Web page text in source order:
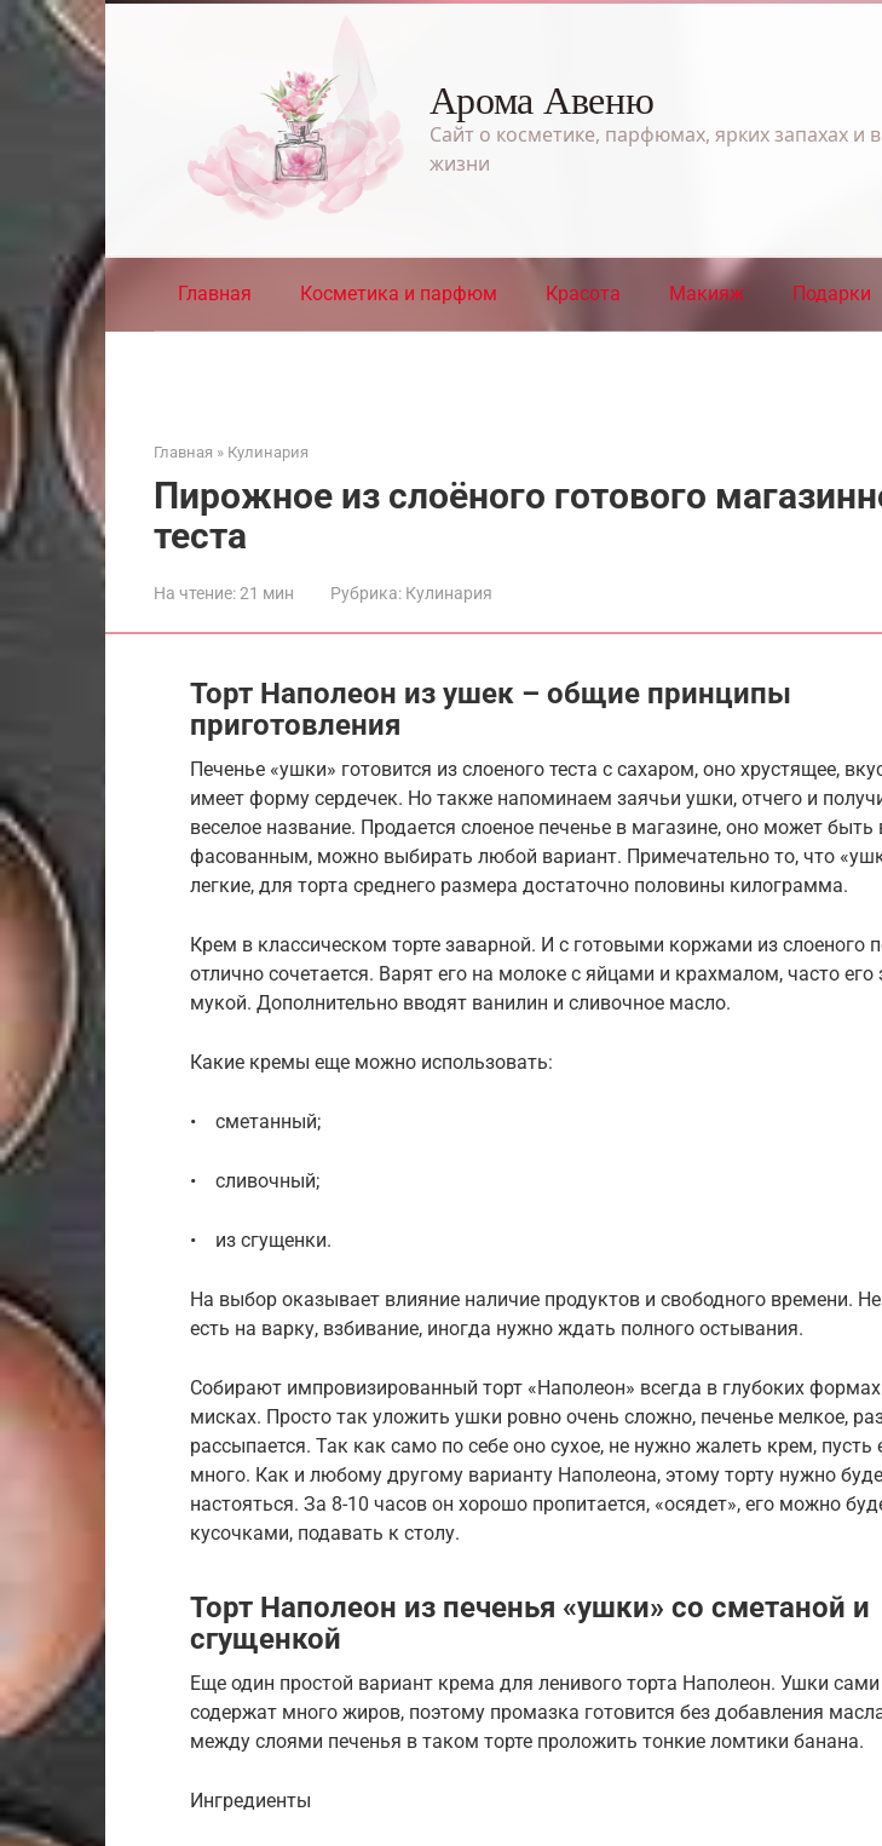
Перейти
к
контенту
Арома Авеню
Сайт о косметике, парфюмах, ярких запахах и
жизни
Главная Косметика и парфюм Красота Макияж Подарки
Главная » Кулинария
Пирожное из слоёного готового
теста
На чтение:21 мин Рубрика: Кулинария
Торт Наполеон из ушек – общие принципы
приготовления
Печенье «ушки» готовится из слоеного теста с сахаром, оно хрустящее,
имеет форму сердечек. Но также напоминаем заячьи ушки, отчего и
веселое название. Продается слоеное печенье в магазине, оно может
фасованным, можно выбирать любой вариант. Примечательно то, что
легкие, для торта среднего размера достаточно половины килограмма.
Крем в классическом торте заварной. И с готовыми коржами из слоеного
отлично сочетается. Варят его на молоке с яйцами и крахмалом, часто
мукой. Дополнительно вводят ванилин и сливочное масло.
Какие кремы еще можно использовать:
• сметанный;
• сливочный;
• из сгущенки.
На выбор оказывает влияние наличие продуктов и свободного времени.
есть на варку, взбивание, иногда нужно ждать полного остывания.
Собирают импровизированный торт «Наполеон» всегда в глубоких
мисках. Просто так уложить ушки ровно очень сложно, печенье мелкое,
рассыпается. Так как само по себе оно сухое, не нужно жалеть крем, пусть
много. Как и любому другому варианту Наполеона, этому торту нужно
настояться. За 8-10 часов он хорошо пропитается, «осядет», его можно
кусочками, подавать к столу.
Торт Наполеон из печенья «ушки» со сметаной и
сгущенкой
Еще один простой вариант крема для ленивого торта Наполеон. Ушки сами
содержат много жиров, поэтому промазка готовится без добавления
между слоями печенья в таком торте проложить тонкие ломтики банана.
Ингредиенты